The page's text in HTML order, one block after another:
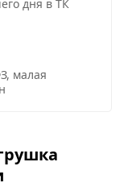
дня в ТК
малая